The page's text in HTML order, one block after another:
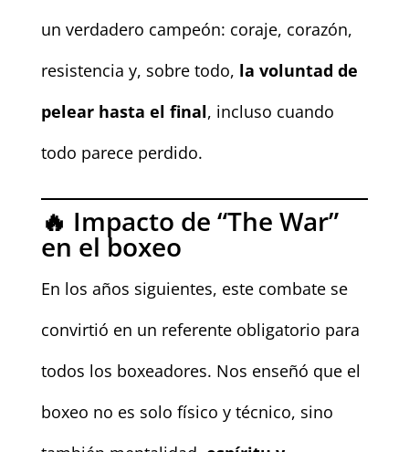
un verdadero campeón: coraje, corazón,
resistencia y, sobre todo, la voluntad de
pelear hasta el final, incluso cuando
todo parece perdido.
🔥 Impacto de “The War”
en el boxeo
En los años siguientes, este combate se
convirtió en un referente obligatorio para
todos los boxeadores. Nos enseñó que el
boxeo no es solo físico y técnico, sino